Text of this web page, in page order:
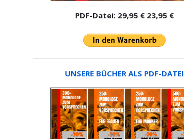
PDF-Datei:29,95 €23,95 €
UNSERE BÜCHER ALS PDF-DATEI